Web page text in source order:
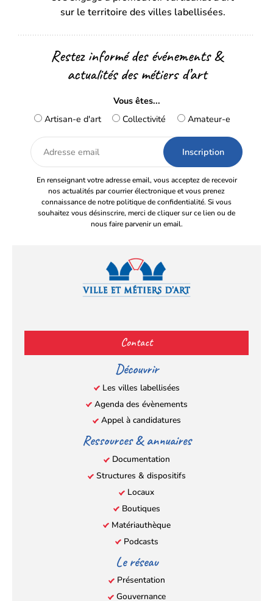
sur le territoire des villes labellisées.
Restez informé des événements &
actualités des métiers d’art
Vous êtes...
Artisan-e d'art
Collectivité Amateur-e
Adresse
email
En renseignant votre adresse email, vous acceptez de recevoir
nos actualités par courrier électronique et vous prenez
connaissance de notre politique de confidentialité. Si vous
souhaitez vous désinscrire, merci de cliquer sur ce lien ou de
nous faire parvenir un email.
(s’ouvre
dans
un
nouvel
onglet)
(s’ouvre
dans
un
nouvel
onglet)
(s’ouvre
dans
un
nouvel
onglet)
(s’ouvre
un
nouvel
onglet)
Contact
Découvrir
Les villes labellisées
Agenda des évènements
Appel à candidatures
Ressources & annuaires
Documentation
Structures & dispositifs
Locaux
Boutiques
Matériauthèque
Podcasts
Le réseau
Présentation
Gouvernance